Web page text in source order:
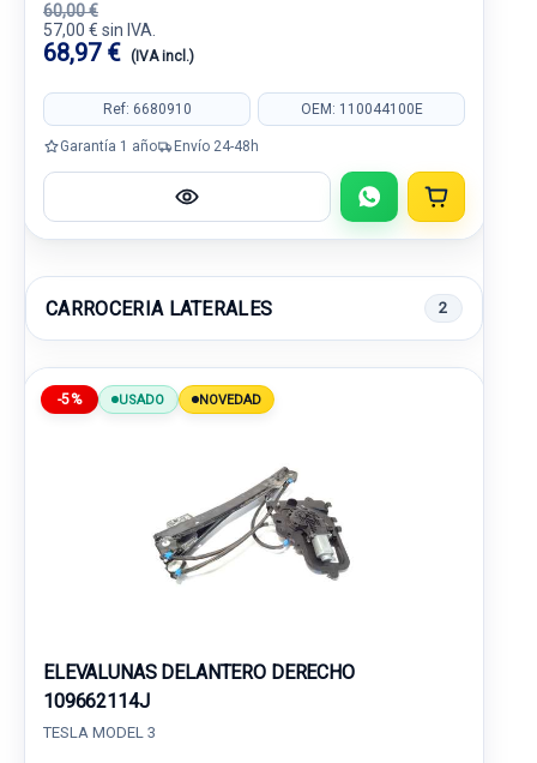
60,00 €
57,00 € sin IVA.
68,97 € (IVA incl.)
Ref: 6680910 OEM: 110044100E
Garantía 1 año Envío 24-48h
CARROCERIA LATERALES 2
-5% USADO NOVEDAD
ELEVALUNAS DELANTERO DERECHO
109662114J
TESLA MODEL 3